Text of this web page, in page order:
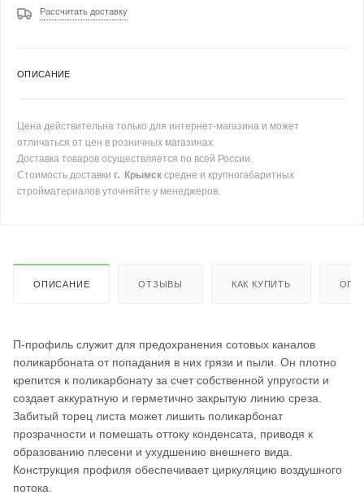
Рассчитать доставку
ОПИСАНИЕ
Цена действительна только для интернет-магазина и может
отличаться от цен в розничных магазинах.
Доставка товаров осуществляется по всей России.
Стоимость доставки г. Крымск средне и крупногабаритных
стройматериалов уточняйте у менеджеров.
ОПИСАНИЕ ОТЗЫВЫ КАК КУПИТЬ
П-профиль служит для предохранения сотовых каналов
поликарбоната от попадания в них грязи и пыли. Он плотно
крепится к поликарбонату за счет собственной упругости и
создает аккуратную и герметично закрытую линию среза.
Забитый торец листа может лишить поликарбонат
прозрачности и помешать оттоку конденсата, приводя к
образованию плесени и ухудшению внешнего вида.
Конструкция профиля обеспечивает циркуляцию воздушного
потока.